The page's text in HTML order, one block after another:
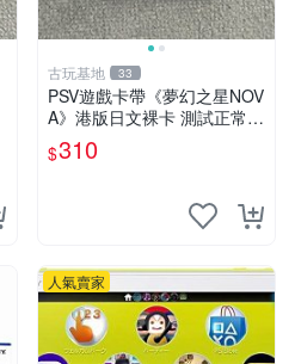
古玩基地 33
PSV遊戲卡帶《夢幻之星NOV
A》港版日文裸卡 測試正常
索尼專用 不退不換 卡帶遊戲
限量收藏 港版 游玩安心
$310
人氣賣家